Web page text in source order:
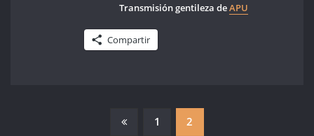
Transmisión gentileza deAPU
Compartir
PAGINACIÓN
1 2